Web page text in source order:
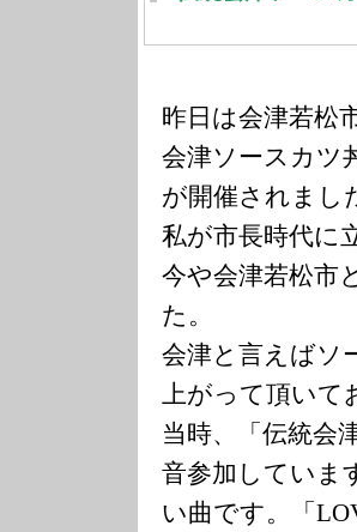
昨日は会津若松
会津ソースカツ
が開催されまし
私が市長時代に
今や会津若松市
た。
会津と言えばソ
上がって頂いて
当時、「伝統会
音参加していま
い曲です。「